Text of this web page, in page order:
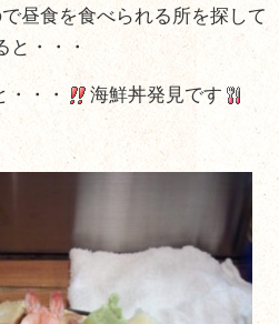
昼食を食べられる所を探して
と・・・
・・・ 海鮮丼発見です